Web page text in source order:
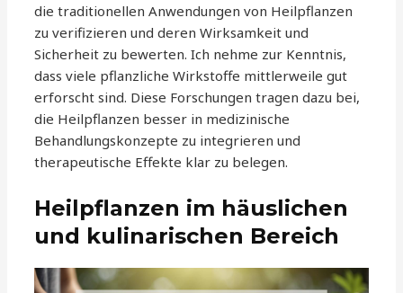
die traditionellen Anwendungen von Heilpflanzen
zu verifizieren und deren Wirksamkeit und
Sicherheit zu bewerten. Ich nehme zur Kenntnis,
dass viele pflanzliche Wirkstoffe mittlerweile gut
erforscht sind. Diese Forschungen tragen dazu bei,
die Heilpflanzen besser in medizinische
Behandlungskonzepte zu integrieren und
therapeutische Effekte klar zu belegen.
Heilpflanzen im häuslichen
und kulinarischen Bereich